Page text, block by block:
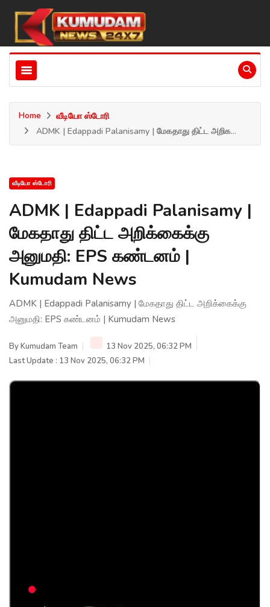
Home
வீடியோ ஸ்டோரி
ADMK | Edappadi Palanisamy | மேகதாது திட்ட அறிக...
வீடியோ ஸ்டோரி
ADMK | Edappadi Palanisamy |
மேகதாது திட்ட அறிக்கைக்கு
அனுமதி: EPS கண்டனம் |
Kumudam News
ADMK | Edappadi Palanisamy | மேகதாது திட்ட அறிக்கைக்கு
அனுமதி: EPS கண்டனம் | Kumudam News
ByKumudam Team
13 Nov 2025, 06:32 PM
Last Update : 13 Nov 2025, 06:32 PM